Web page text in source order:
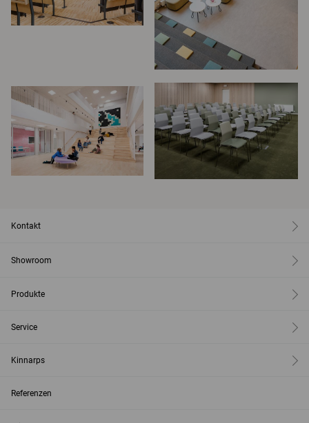
Kontakt
Showroom
Produkte
Service
Kinnarps
Referenzen